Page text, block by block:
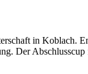
in Koblach.
Der